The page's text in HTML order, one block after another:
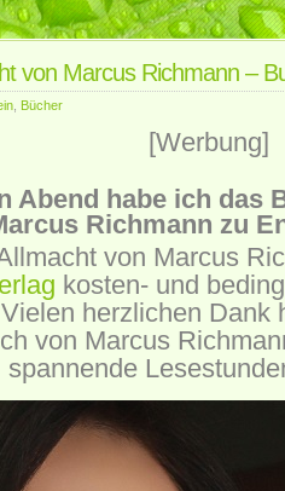
von Marcus Richmann –
Bücher
[Werbung]
Abend habe ich das
Richmann zu
von Marcus
kosten- und
herzlichen Dank
von Marcus
spannende